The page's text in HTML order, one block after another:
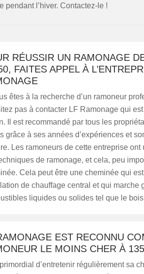
pendant l’hiver. Contactez-le !
RÉUSSIR UN RAMONAGE
FAITES APPEL À
êtes à la recherche d’un ramoneur
pas à contacter LF Ramonage qui
Il est recommandé par tous les
grâce à ses années d’expériences et
Les ramoneurs de cette entreprise ont
de ramonage, et cela, peu
Cela peut être une cheminée qui
de chauffage central et qui marche
liquides ou solides tel que le
EST RECONNU
LE MOINS CHER À
primordial d’entretenir régulièrement sa